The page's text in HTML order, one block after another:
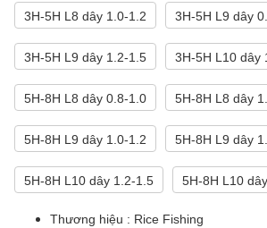
3H-5H L8 dây 1.0-1.2 3H-5H L9 dây
3H-5H L9 dây 1.2-1.5 3H-5H L10 dây
5H-8H L8 dây 0.8-1.0 5H-8H L8 dây
5H-8H L9 dây 1.0-1.2 5H-8H L9 dây
5H-8H L10 dây 1.2-1.5 5H-8H L10
Thương hiệu : Rice Fishing